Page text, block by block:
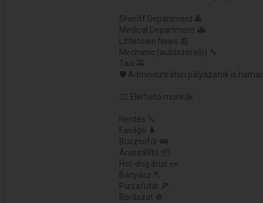
Sheriff Department 🚔
Medical Department 🚑
Littletown News 📰
Mechanic (autószerelő) 🔧
Taxi 🚕
🛡️ Adminisztrátori pályázatok is
👷‍♂️ Elérhető munkák
Hentes 🔪
Favágó 🌲
Buszsofőr 🚌
Áruszállító 📦
Hot-dog árus 🌭
Bányász ⛏️
Pizzafutár 🍕
Borászat 🍇